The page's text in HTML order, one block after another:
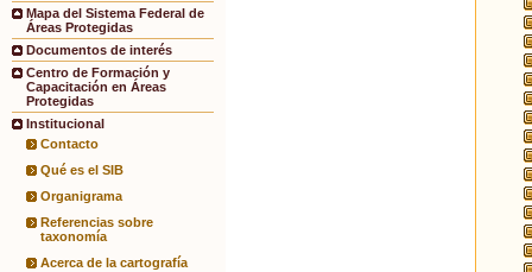
Mapa del Sistema Federal de
Áreas Protegidas
Documentos de interés
Centro de Formación y
Capacitación en Áreas
Protegidas
Institucional
Contacto
Qué es el SIB
Organigrama
Referencias sobre
taxonomía
Acerca de la cartografía